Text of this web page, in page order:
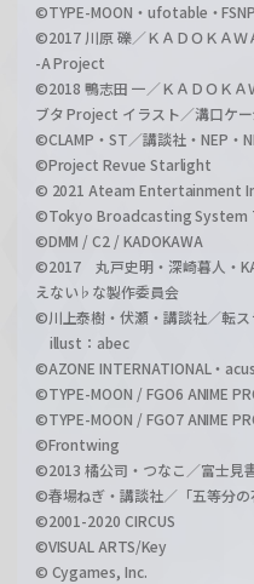
©TYPE-MOON・ufotable・
©2017 川原 礫／ＫＡＤＯＫＡ
-A Project
©2018 鴨志田 一／ＫＡＤＯＫ
ブタ Project イラスト／溝口ケー
©CLAMP・ST／講談社・NEP・
©Project Revue Starlight
© 2021 Ateam Entertainment
©Tokyo Broadcasting System
©DMM / C2 / KADOKAWA
©2017 丸戸史明・深崎暮人・
えない♭な製作委員会
©川上泰樹・伏瀬・講談社／転
illust：abec
©AZONE INTERNATIONAL・
©TYPE-MOON / FGO6 ANIME
©TYPE-MOON / FGO7 ANIME
©Frontwing
©2013 橘公司・つなこ／富士見
©春場ねぎ・講談社／「五等分の
©2001-2020 CIRCUS
©VISUAL ARTS/Key
© Cygames, Inc.